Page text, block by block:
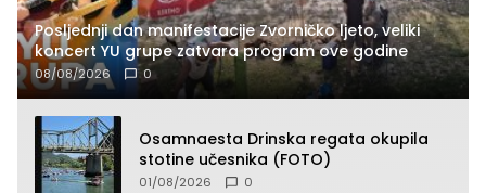
Posljednji dan manifestacije Zvorničko ljeto, veliki
koncert YU grupe zatvara program ove godine
08/08/2026 0
Osamnaesta Drinska regata okupila
stotine učesnika (FOTO)
01/08/2026 0